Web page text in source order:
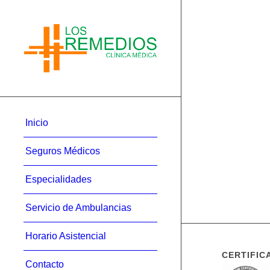
Inicio
Seguros Médicos
Especialidades
Servicio de Ambulancias
Horario Asistencial
Contacto